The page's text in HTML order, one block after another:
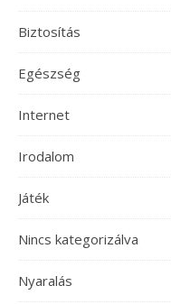
Biztosítás
Egészség
Internet
Irodalom
Játék
Nincs kategorizálva
Nyaralás